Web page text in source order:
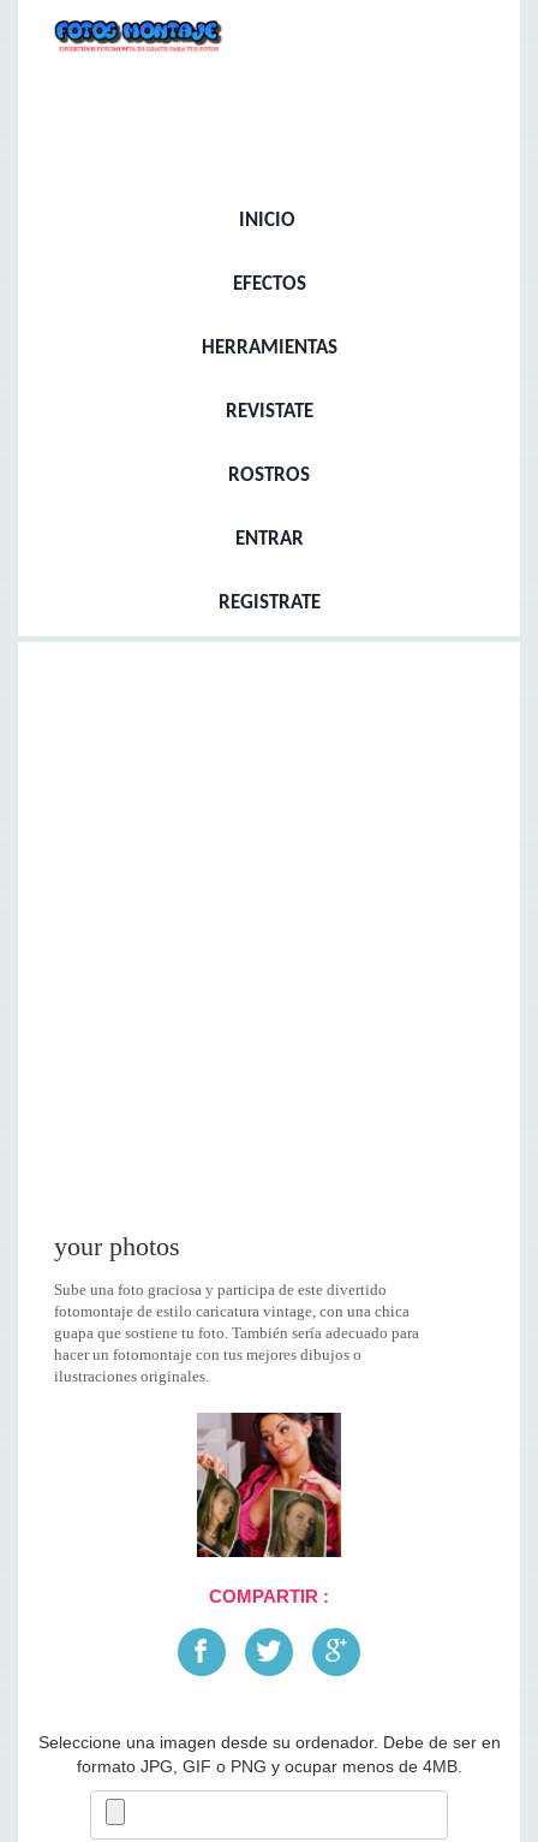
INICIO
EFECTOS
HERRAMIENTAS
REVISTATE
ROSTROS
ENTRAR
REGISTRATE
your photos
Sube una foto graciosa y participa de este divertido
fotomontaje de estilo caricatura vintage, con una chica
guapa que sostiene tu foto. También sería adecuado para
hacer un fotomontaje con tus mejores dibujos o
ilustraciones originales.
COMPARTIR :
Seleccione una imagen desde su ordenador. Debe de ser en
formato JPG, GIF o PNG y ocupar menos de 4MB.